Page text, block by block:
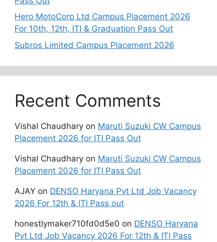
Hero MotoCorp Ltd Campus Placement 2026
For 10th, 12th, ITI & Graduation Pass Out
Subros Limited Campus Placement 2026
Recent Comments
Vishal Chaudhary on Maruti Suzuki CW Campus
Placement 2026 for ITI Pass Out
Vishal Chaudhary on Maruti Suzuki CW Campus
Placement 2026 for ITI Pass Out
AJAY on DENSO Haryana Pvt Ltd Job Vacancy
2026 For 12th & ITI Pass out
honestlymaker710fd0d5e0 on DENSO Haryana
Pvt Ltd Job Vacancy 2026 For 12th & ITI Pass